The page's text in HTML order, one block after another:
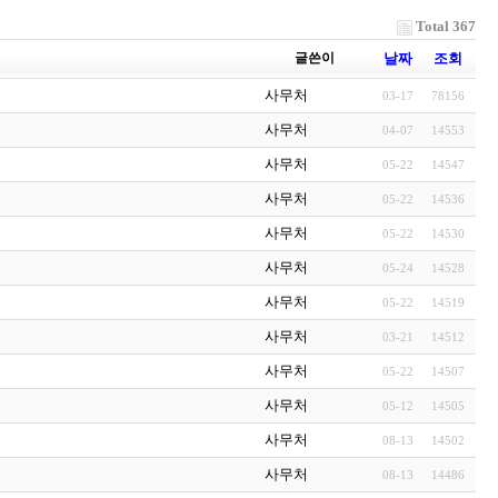
Total 367
글쓴이 날짜 조회
사무처 03-17 78156
사무처 04-07 14553
사무처 05-22 14547
사무처 05-22 14536
사무처 05-22 14530
사무처 05-24 14528
사무처 05-22 14519
사무처 03-21 14512
사무처 05-22 14507
사무처 05-12 14505
사무처 08-13 14502
사무처 08-13 14486